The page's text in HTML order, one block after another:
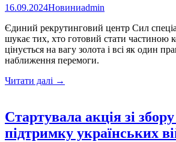
16.09.2024Новиниadmin
Єдиний рекрутинговий центр Сил
шукає тих, хто готовий стати частиною
цінується на вагу золота і всі як один
наближення перемоги.
Читати далі Сили
запрошують
долучитися
до
→
Стартувала акція зі
підтримку українських